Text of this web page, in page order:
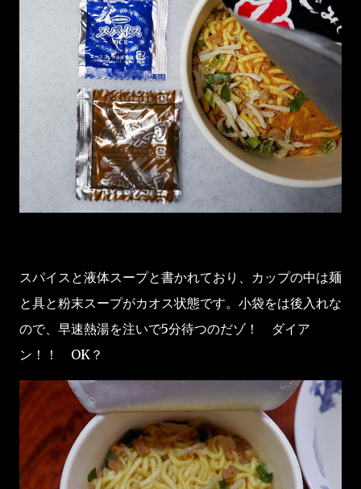
スパイスと液体スープと書かれており、カップの中は麺
と具と粉末スープがカオス状態です。小袋をは後入れな
ので、早速熱湯を注いで5分待つのだゾ！ ダイア
ン！！ OK？